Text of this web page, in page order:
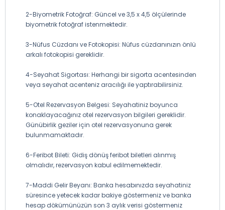
2-Biyometrik Fotoğraf: Güncel ve 3,5 x 4,5 ölçülerinde
biyometrik fotoğraf istenmektedir.
3-Nüfus Cüzdanı ve Fotokopisi: Nüfus cüzdanınızın önlü
arkalı fotokopisi gereklidir.
4-Seyahat Sigortası: Herhangi bir sigorta acentesinden
veya seyahat acenteniz aracılığı ile yaptırabilirsiniz.
5-Otel Rezervasyon Belgesi: Seyahatiniz boyunca
konaklayacağınız otel rezervasyon bilgileri gereklidir.
Günübirlik geziler için otel rezervasyonuna gerek
bulunmamaktadır.
6-Feribot Bileti: Gidiş dönüş feribot biletleri alınmış
olmalıdır, rezervasyon kabul edilmemektedir.
7-Maddi Gelir Beyanı: Banka hesabınızda seyahatiniz
süresince yetecek kadar bakiye göstermeniz ve banka
hesap dökümünüzün son 3 aylık verisi göstermeniz